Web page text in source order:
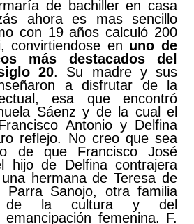
de bachiller en casa
ahora es mas sencillo
con 19 años calculó 200
convirtiendose en uno de
más destacados del
20. Su madre y sus
a disfrutar de la
esa que encontró
Sáenz y de la cual el
Antonio y Delfina
reflejo. No creo que sea
de que Francisco José
hijo de Delfina contrajera
hermana de Teresa de
Parra Sanojo, otra familia
de la cultura y del
femenina. F.